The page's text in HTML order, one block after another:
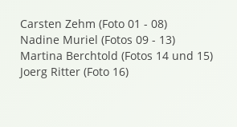
Carsten Zehm (Foto 01 - 08)
Nadine Muriel (Fotos 09 - 13)
Martina Berchtold (Fotos 14 und 15)
Joerg Ritter (Foto 16)